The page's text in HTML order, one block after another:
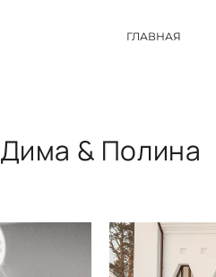
ГЛАВНАЯ
Дима & Полина